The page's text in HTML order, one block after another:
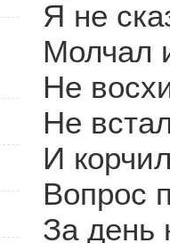
Я не
Молчал
Не
Не
И
Вопрос
За день